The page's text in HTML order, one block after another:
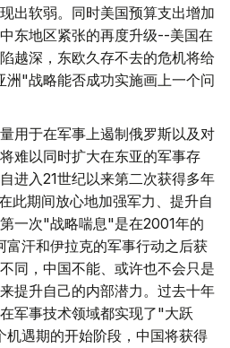
出软弱。同时美国预算支出增加
东地区紧张的再度升级--美国在
越深，东欧久存不去的危机将给
洲"战略能否成功实施画上一个问
用于在军事上遏制俄罗斯以及对
难以同时扩大在东亚的军事存
进入21世纪以来第二次获得多年
此期间放心地加强军力、提升自
一次"战略喘息"是在2001年的
富汗和伊拉克的军事行动之后获
同，中国不能、或许也不会只是
提升自己的内部潜力。过去十年
军事技术领域都实现了"大跃
遇期的开始阶段，中国将获得